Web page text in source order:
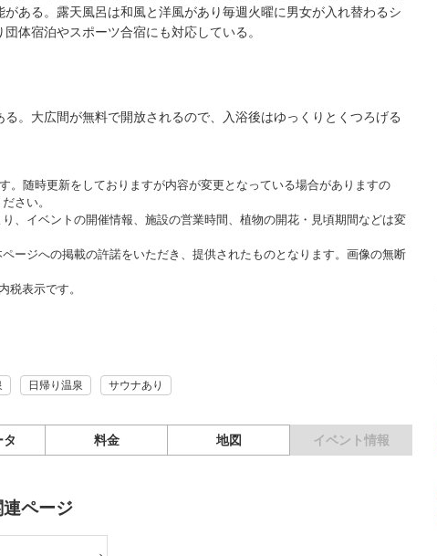
ある。露天風呂は和風と洋風があり毎週火曜に男女が入れ替わるシ
体宿泊やスポーツ合宿にも対応している。
。大広間が無料で開放されるので、入浴後はゆっくりとくつろげる
。随時更新をしておりますが内容が変更となっている場合がありますの
さい。
、イベントの開催情報、施設の営業時間、植物の開花・見頃期間などは変
ージへの掲載の許諾をいただき、提供されたものとなります。画像の無断
税表示です。
日帰り温泉 サウナあり
料金 地図 イベント情報
ページ